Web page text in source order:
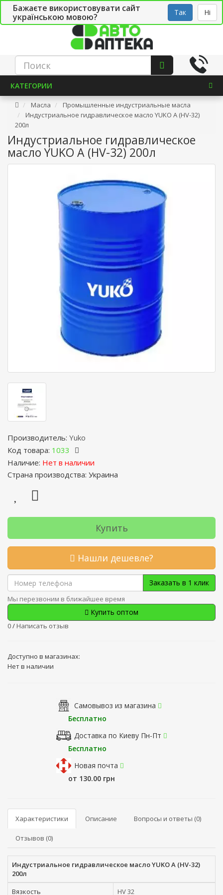
Бажаєте використовувати сайт
українською мовою?
Так Ні
СТО Укр
КАТЕГОРИИ
Масла
Промышленные индустриальные масла
Индустриальное гидравлическое масло YUKO A (HV-32)
200л
Индустриальное гидравлическое
масло YUKO A (HV-32) 200л
Производитель: Yuko
Код товара: 1033
Наличие: Нет в наличии
Страна производства: Украина
Купить
Нашли дешевле?
Заказать в 1 клик
Мы перезвоним в ближайшее время
Купить оптом
0/ Написать отзыв
Доступно в магазинах:
Нет в наличии
Самовывоз из магазина
Бесплатно
Доставка по Киеву Пн-Пт
Бесплатно
Новая почта
от 130.00 грн
Характеристики Описание Вопросы и ответы (0)
Отзывов (0)
Индустриальное гидравлическое масло YUKO A (HV-32)
200л
Вязкость
HV 32